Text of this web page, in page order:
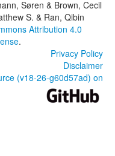
Søren & Brown, Cecil
S. & Ran, Qibin
Attribution 4.0
.
Privacy Policy
Disclaimer
(v18-26-g60d57ad) on